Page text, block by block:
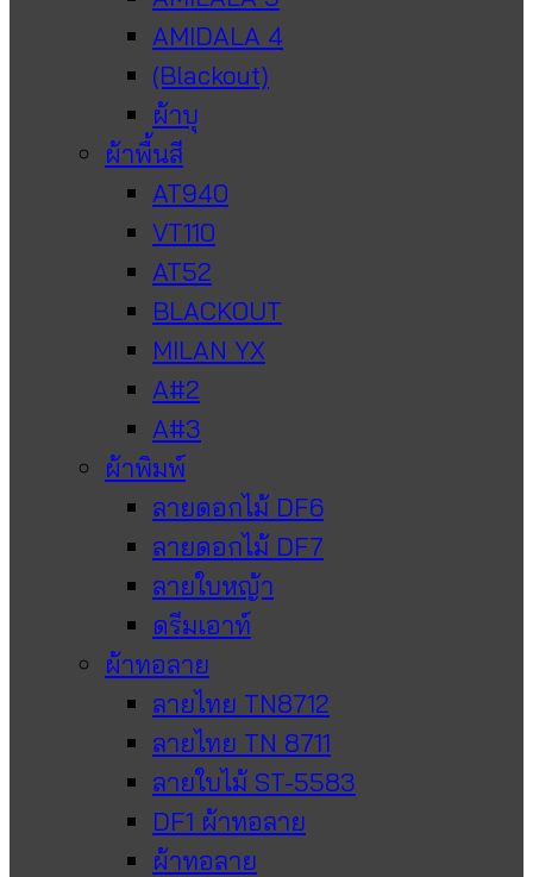
AMIDALA 4
(Blackout)
ผ้าบุ
ผ้าพื้นสี
AT940
VT110
AT52
BLACKOUT
MILAN YX
A#2
A#3
ผ้าพิมพ์
ลายดอกไม้ DF6
ลายดอกไม้ DF7
ลายใบหญ้า
ดรีมเอาท์
ผ้าทอลาย
ลายไทย TN8712
ลายไทย TN 8711
ลายใบไม้ ST-5583
DF1 ผ้าทอลาย
ผ้าทอลาย